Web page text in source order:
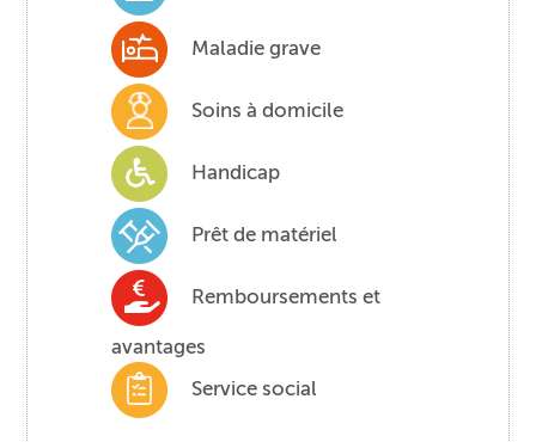
Maladie grave
Soins à domicile
Handicap
Prêt de matériel
Remboursements et
avantages
Service social